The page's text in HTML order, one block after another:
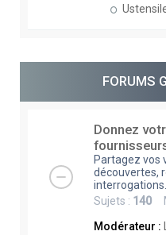
FORUMS
Donnez
Partagez vos
découvertes,
interrogations.
Sujets : 140
Modérateur :